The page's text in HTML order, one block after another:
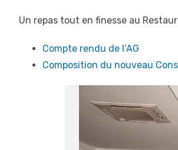
Un repas tout en finesse au
Compte rendu de l’AG
Composition du nouveau